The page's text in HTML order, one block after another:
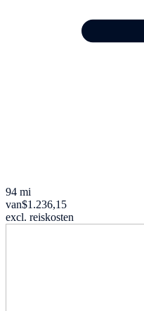
94 mi
van$1.236,15
excl. reiskosten